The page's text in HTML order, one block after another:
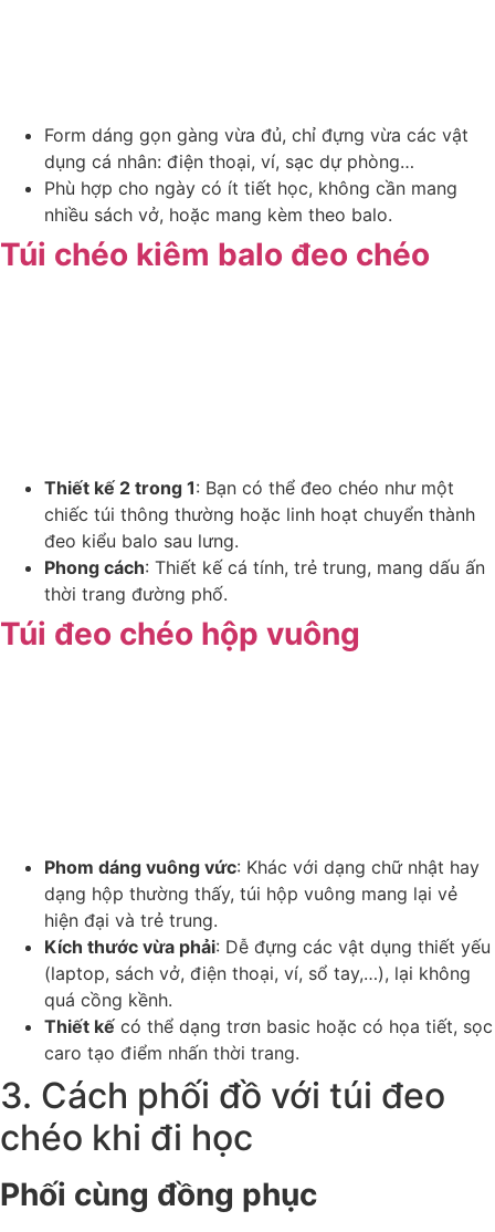
Form dáng gọn gàng vừa đủ, chỉ đựng vừa các vật
dụng cá nhân: điện thoại, ví, sạc dự phòng…
Phù hợp cho ngày có ít tiết học, không cần mang
nhiều sách vở, hoặc mang kèm theo balo.
Túi chéo kiêm balo đeo chéo
Thiết kế 2 trong 1: Bạn có thể đeo chéo như một
chiếc túi thông thường hoặc linh hoạt chuyển thành
đeo kiểu balo sau lưng.
Phong cách: Thiết kế cá tính, trẻ trung, mang dấu ấn
thời trang đường phố.
Túi đeo chéo hộp vuông
Phom dáng vuông vức: Khác với dạng chữ nhật hay
dạng hộp thường thấy, túi hộp vuông mang lại vẻ
hiện đại và trẻ trung.
Kích thước vừa phải: Dễ đựng các vật dụng thiết yếu
(laptop, sách vở, điện thoại, ví, sổ tay,…), lại không
quá cồng kềnh.
Thiết kế có thể dạng trơn basic hoặc có họa tiết, sọc
caro tạo điểm nhấn thời trang.
3. Cách phối đồ với túi đeo
chéo khi đi học
Phối cùng đồng phục